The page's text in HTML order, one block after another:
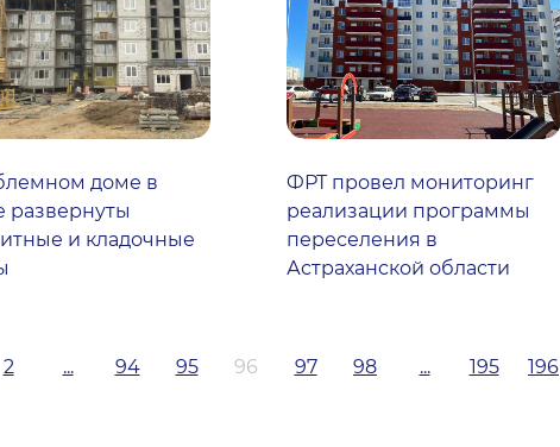
доме в
развернуты
и кладочные
ФРТ провел мониторинг
реализации программы
переселения в
Астраханской области
2 ... 94 95 96 97 98 ... 195 196